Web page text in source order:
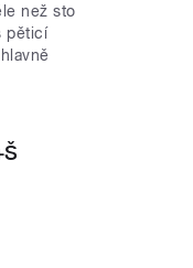
než sto
pěticí